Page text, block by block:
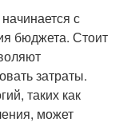
с
бюджета. Стоит
затраты.
таких как
может